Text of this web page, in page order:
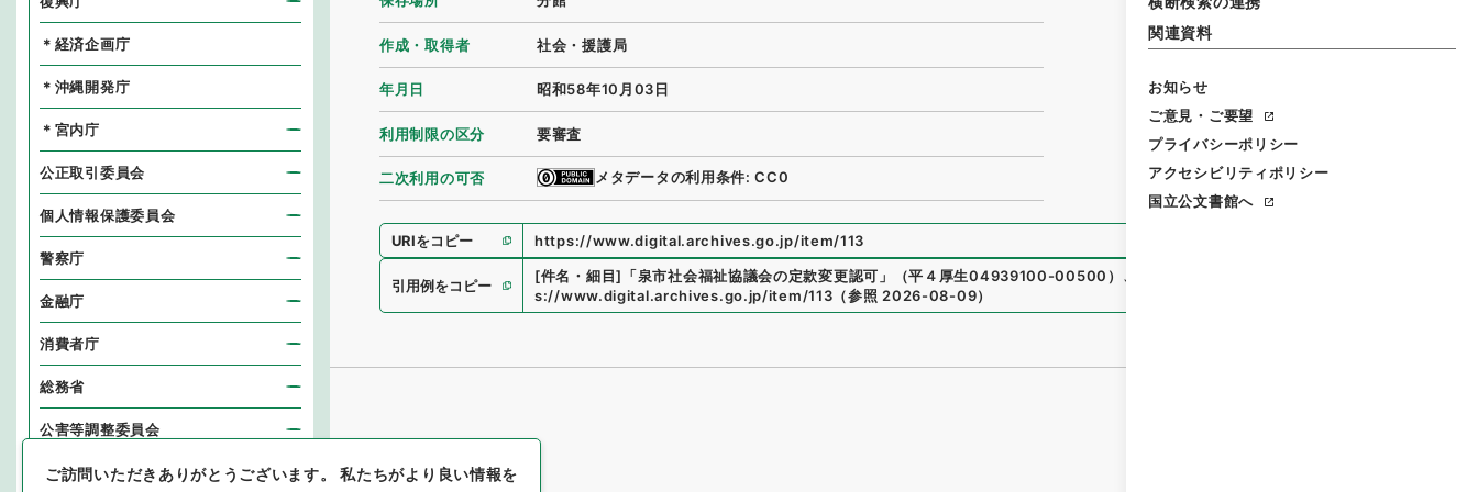
関連資料
お知らせ
ご意見・ご要望
プライバシーポリシー
アクセシビリティポリシー
国立公文書館へ
作成・取得者 社会・援護局
年月日 昭和58年10月03日
利用制限の区分 要審査
二次利用の可否 メタデータの利用条件: CC0
URIをコピー https://www.digital.archives.go.jp/item/113
引用例をコピー
[件名・細目] 「泉市社会福祉協議会の定款変更認可 」 （平４厚生04939100-00500 ） 、
s://www.digital.archives.go.jp/item/113 （参照 2026-08-09）
＊経済企画庁
＊沖縄開発庁
＊宮内庁
公正取引委員会
個人情報保護委員会
警察庁
金融庁
消費者庁
総務省
公害等調整委員会
消防庁
ご訪問いただきありがとうございます。私たちがより良い情報を